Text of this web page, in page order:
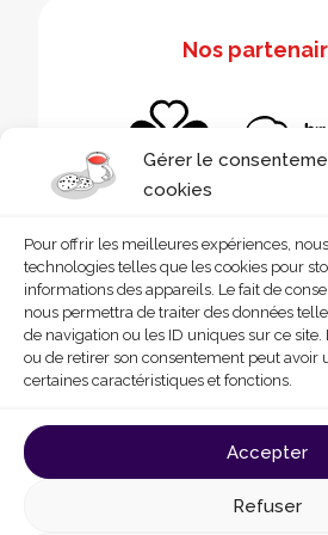
Gérer le
cookies
Pour offrir les meilleures expériences,
technologies telles que les cookies pour
informations des appareils. Le fait de
nous permettra de traiter des données
de navigation ou les ID uniques sur ce
ou de retirer son consentement peut avoir
certaines caractéristiques et fonctions.
Accepter
Refuser
Nos
love
Politique de